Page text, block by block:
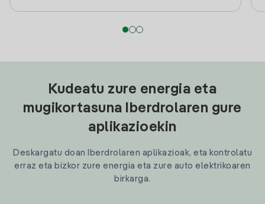
Kudeatu zure energia eta
mugikortasuna Iberdrolaren gure
aplikazioekin
Deskargatu doan Iberdrolaren aplikazioak, eta kontrolatu
erraz eta bizkor zure energia eta zure auto elektrikoaren
birkarga.